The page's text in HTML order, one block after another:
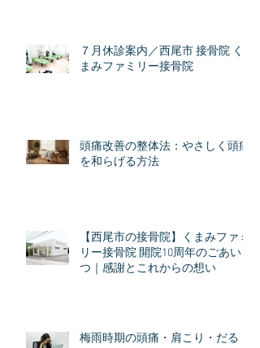
７月休診案内／西尾市 接骨院 く
まみファミリー接骨院
頭痛改善の整体法：やさしく頭痛
を和らげる方法
【西尾市の接骨院】くまみファミ
リー接骨院 開院10周年のごあいさ
つ｜感謝とこれからの想い
梅雨時期の頭痛・肩こり・だる